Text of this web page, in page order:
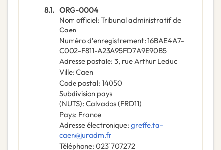
8.1. ORG-0004
Nom officiel: Tribunal administratif de
Caen
Numéro d’enregistrement: 16BAE4A7-
C002-F811-A23A95FD7A9E90B5
Adresse postale: 3, rue Arthur Leduc
Ville: Caen
Code postal: 14050
Subdivision pays
(NUTS): Calvados(FRD11)
Pays: France
Adresse électronique: greffe.ta-
caen@juradm.fr
Téléphone: 0231707272